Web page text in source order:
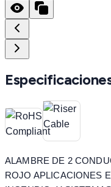
ALAMBRE DE 2
ROJO APLICACIONES